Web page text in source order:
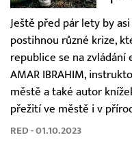
Ještě před pár lety by
postihnou různé krize,
republice se na
AMAR IBRAHIM,
městě a také autor
přežití ve městě i v
RED - 01.10.2023